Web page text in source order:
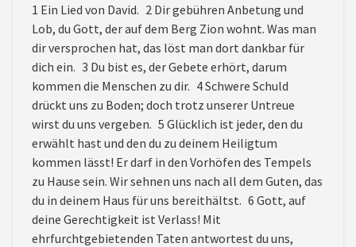
1 Ein Lied von David. 2 Dir gebühren Anbetung und
Lob, du Gott, der auf dem Berg Zion wohnt. Was man
dir versprochen hat, das löst man dort dankbar für
dich ein. 3 Du bist es, der Gebete erhört, darum
kommen die Menschen zu dir. 4 Schwere Schuld
drückt uns zu Boden; doch trotz unserer Untreue
wirst du uns vergeben. 5 Glücklich ist jeder, den du
erwählt hast und den du zu deinem Heiligtum
kommen lässt! Er darf in den Vorhöfen des Tempels
zu Hause sein. Wir sehnen uns nach all dem Guten, das
du in deinem Haus für uns bereithältst. 6 Gott, auf
deine Gerechtigkeit ist Verlass! Mit
ehrfurchtgebietenden Taten antwortest du uns,